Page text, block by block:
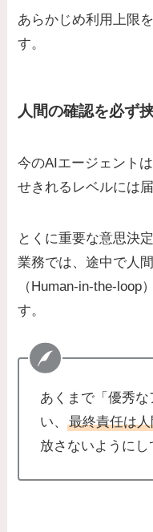
あらかじめ利用上限
す。
人間の確認を必ず
今のAIエージェント
せきれるレベルには
とくに重要な意思決
業務では、途中で人
（Human-in-the-loop
す。
あくまで「優秀
い、
最終責任は
放さないようにし